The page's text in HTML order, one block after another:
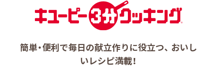
簡単・便利で毎日の献立作りに役立つ、 おいし
いレシピ満載！